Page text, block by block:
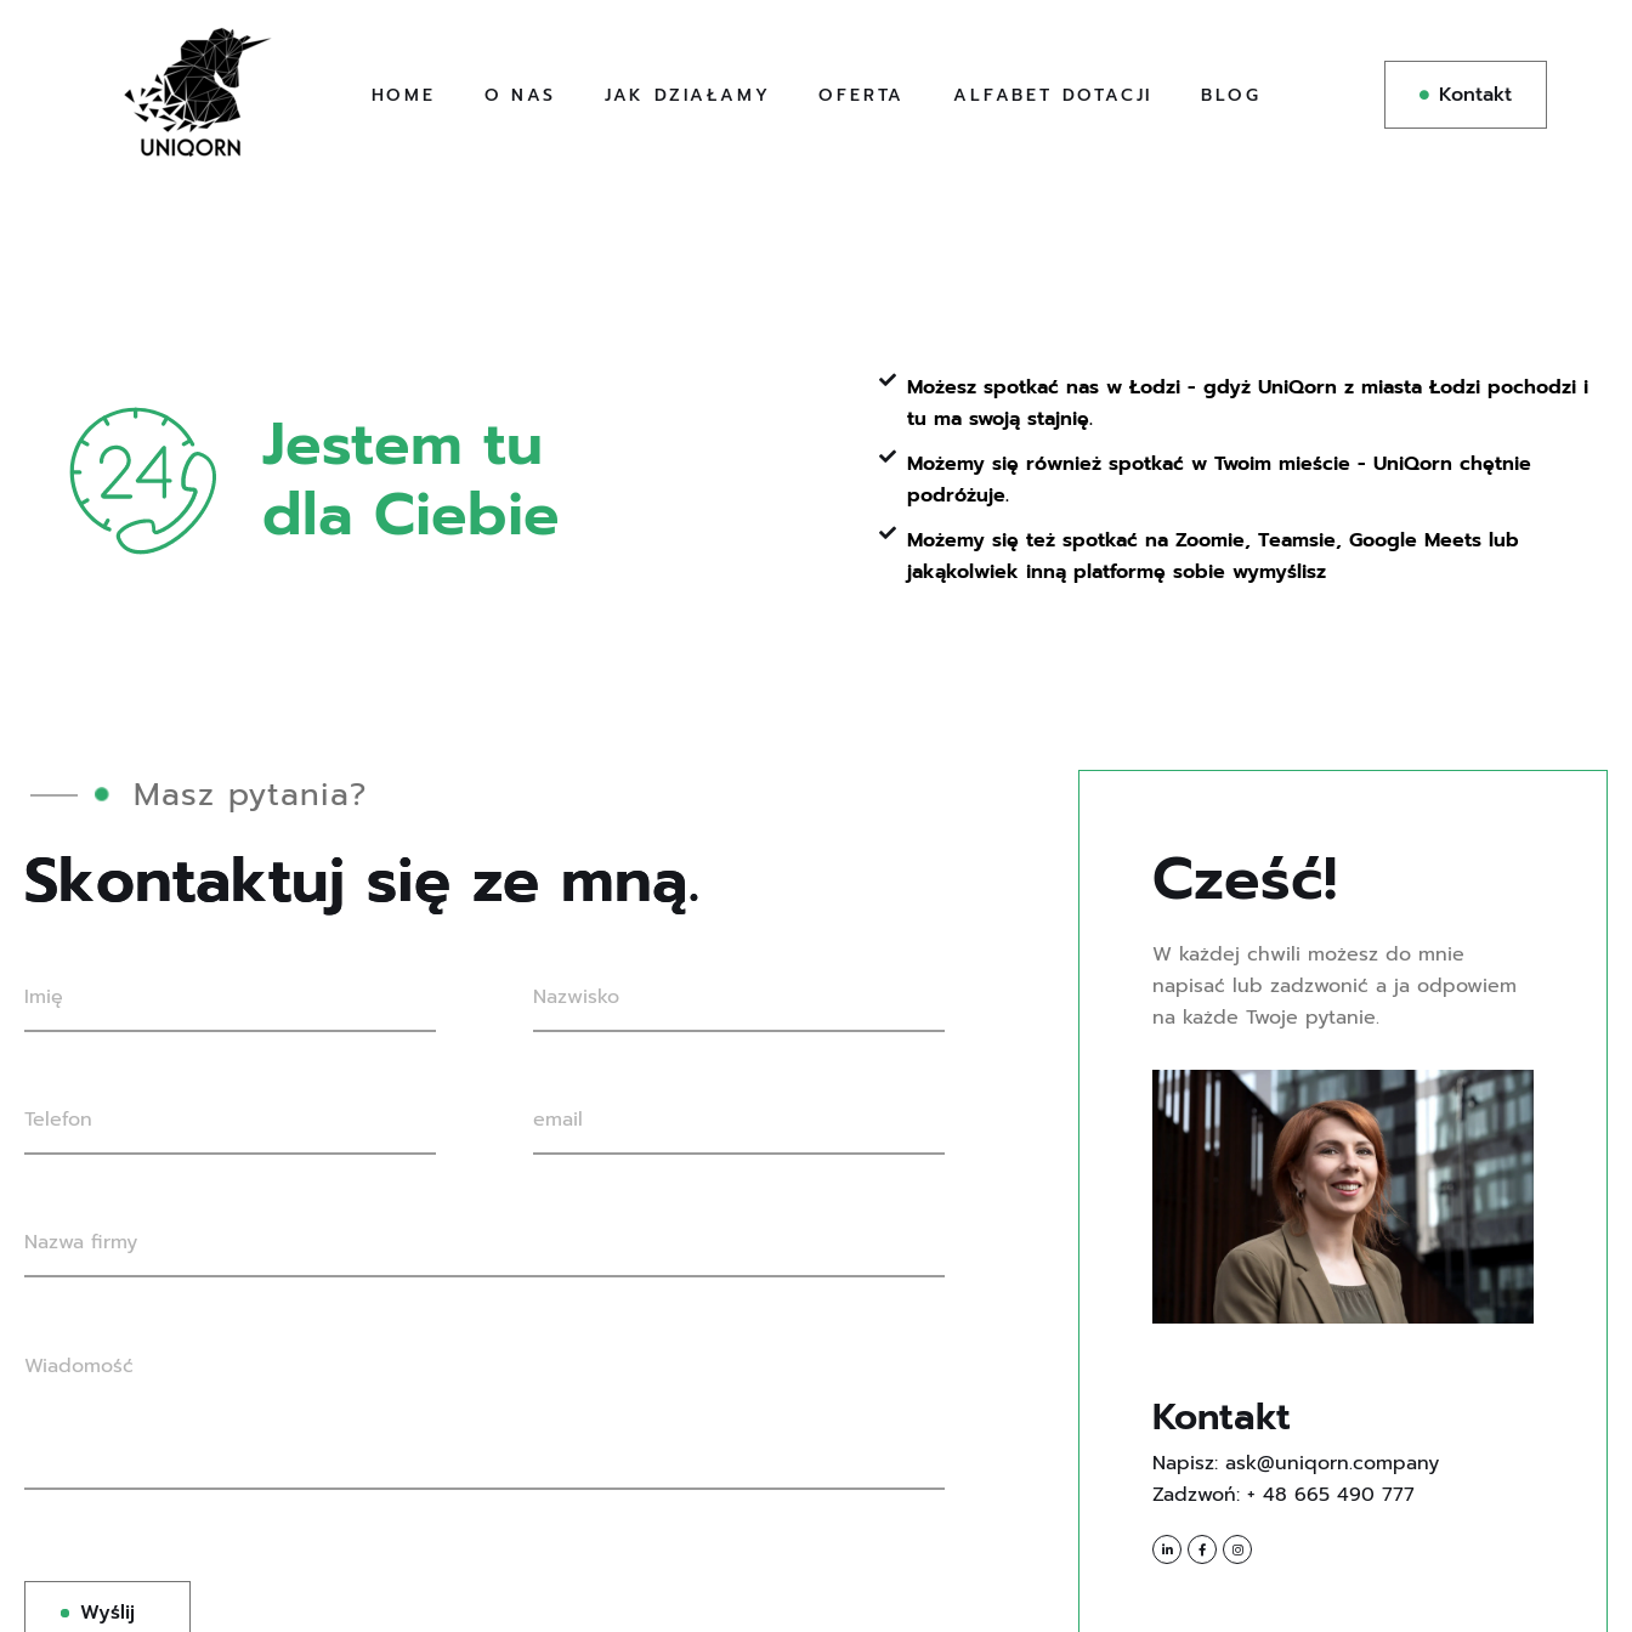
HOME O NAS JAK DZIAŁAMY OFERTA ALFABET DOTACJI BLOG Kontakt
Jestem tu
dla Ciebie
Możesz spotkać nas w Łodzi - gdyż UniQorn z miasta Łodzi pochodzi i
tu ma swoją stajnię.
Możemy się również spotkać w Twoim mieście - UniQorn chętnie
podróżuje.
Możemy się też spotkać na Zoomie, Teamsie, Google Meets lub
jakąkolwiek inną platformę sobie wymyślisz
Masz pytania?
Skontaktuj się ze mną. Cześć!
W każdej chwili możesz do mnie
napisać lub zadzwonić a ja odpowiem
na każde Twoje pytanie.
Kontakt
Napisz: ask@uniqorn.company
Zadzwoń: + 48 665 490 777